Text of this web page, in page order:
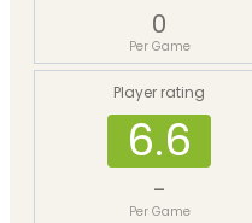
0
Per Game
Player rating
6.6
-
Per Game